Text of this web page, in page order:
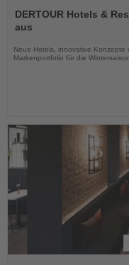
Sie
die
DERTOUR Hotels &
aus
Neue Hotels, innovative Konzepte
Markenportfolio für die